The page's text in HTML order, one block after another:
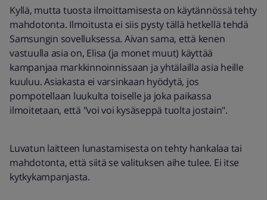
Kyllä, mutta tuosta ilmoittamisesta on käytännössä tehty
mahdotonta. Ilmoitusta ei siis pysty tällä hetkellä tehdä
Samsungin sovelluksessa. Aivan sama, että kenen
vastuulla asia on, Elisa (ja monet muut) käyttää
kampanjaa markkinnoinnissaan ja yhtälailla asia heille
kuuluu. Asiakasta ei varsinkaan hyödytä, jos
pompotellaan luukulta toiselle ja joka paikassa
ilmoitetaan, että "voi voi kysäseppä tuolta jostain".
Luvatun laitteen lunastamisesta on tehty hankalaa tai
mahdotonta, että siitä se valituksen aihe tulee. Ei itse
kytkykampanjasta.